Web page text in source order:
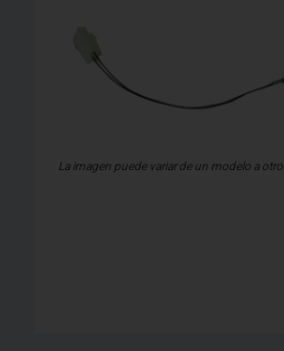
La imagen puede variar de un modelo a otro